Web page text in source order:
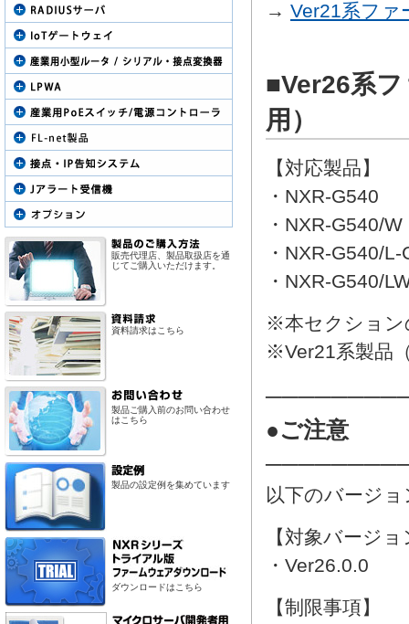
→ Ver21系ファ
■Ver26系
用）
【対応製品】
・NXR-G540
・NXR-G540/W
・NXR-G540/
・NXR-G540/
※本セクション
※Ver21系製品
●ご注意
以下のバージ
【対象バージ
・Ver26.0.0
【制限事項】
販売代理店、製品取扱店を通
じてご購入いただけます。
資料請求はこちら
製品ご購入前のお問い合わせ
はこちら
製品の設定例を集めています
ダウンロードはこちら